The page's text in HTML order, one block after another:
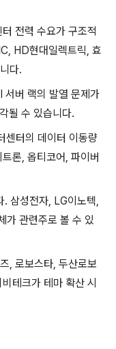
전력 수요가 구조적
HD현대일렉트릭, 효
다.
서버 랙의 발열 문제가
될 수 있습니다.
센터의 데이터 이동량
론, 옵티코어, 파이버
. 삼성전자, LG이노텍,
가 관련주로 볼 수 있
, 로보스타, 두산로보
테크가 테마 확산 시